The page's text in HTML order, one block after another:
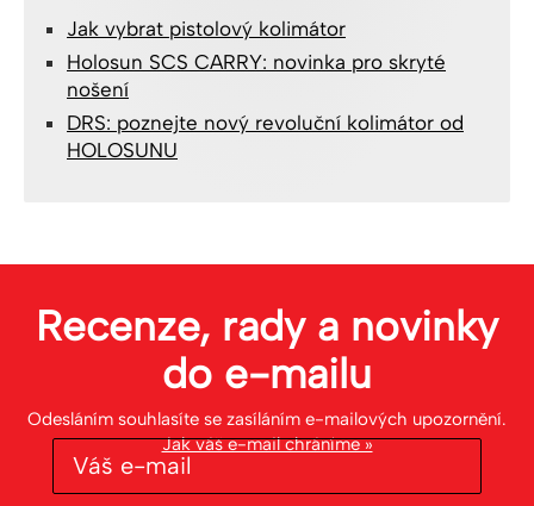
Jak vybrat pistolový kolimátor
Holosun SCS CARRY: novinka pro skryté
nošení
DRS: poznejte nový revoluční kolimátor od
HOLOSUNU
Recenze, rady a novinky
do e-mailu
Odesláním souhlasíte se zasíláním e-mailových upozornění.
Jak váš e-mail chráníme »